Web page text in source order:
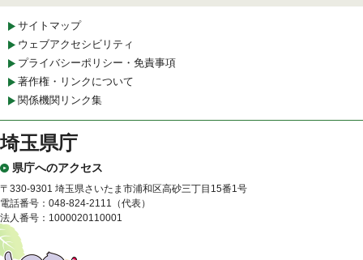
サイトマップ
ウェブアクセシビリティ
プライバシーポリシー・免責事項
著作権・リンクについて
関係機関リンク集
埼玉県庁
県庁へのアクセス
〒330-9301 埼玉県さいたま市浦和区高砂三丁目15番1号
電話番号：048-824-2111（代表）
法人番号：1000020110001